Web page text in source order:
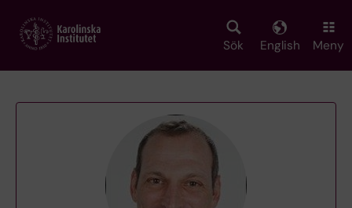
main
Sök English Meny